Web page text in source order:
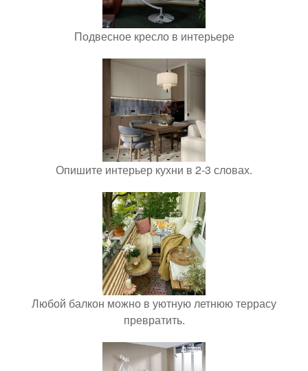
Подвесное кресло в интерьере
Опишите интерьер кухни в 2-3 словах.
Любой балкон можно в уютную летнюю террасу
превратить.